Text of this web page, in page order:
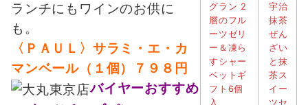
ランチにもワインのお供に
も。
〈ＰＡＵＬ〉サラミ・エ・カ
マンベール（１個）７９８円
バイヤーおすすめ